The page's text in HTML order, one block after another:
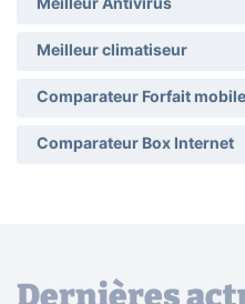
Meilleur Antivirus
Meilleur climatiseur
Comparateur Forfait mobile
Comparateur Box Internet